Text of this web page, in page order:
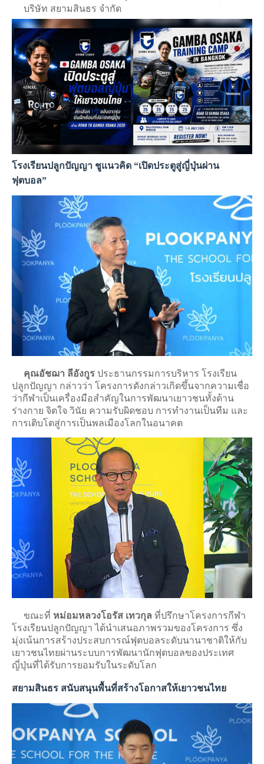
บริษัท สยามสินธร จำกัด
โรงเรียนปลูกปัญญา ชูแนวคิด “เปิดประตูสู่ญี่ปุ่นผ่าน
ฟุตบอล”
คุณอัชฌา ลีอังกูร ประธานกรรมการบริหาร โรงเรียน
ปลูกปัญญา กล่าวว่า โครงการดังกล่าวเกิดขึ้นจากความเชื่อ
ว่ากีฬาเป็นเครื่องมือสำคัญในการพัฒนาเยาวชนทั้งด้าน
ร่างกาย จิตใจ วินัย ความรับผิดชอบ การทำงานเป็นทีม และ
การเติบโตสู่การเป็นพลเมืองโลกในอนาคต
ขณะที่ หม่อมหลวงโอรัส เทวกุล ที่ปรึกษาโครงการกีฬา
โรงเรียนปลูกปัญญา ได้นำเสนอภาพรวมของโครงการ ซึ่ง
มุ่งเน้นการสร้างประสบการณ์ฟุตบอลระดับนานาชาติให้กับ
เยาวชนไทยผ่านระบบการพัฒนานักฟุตบอลของประเทศ
ญี่ปุ่นที่ได้รับการยอมรับในระดับโลก
สยามสินธร สนับสนุนพื้นที่สร้างโอกาสให้เยาวชนไทย